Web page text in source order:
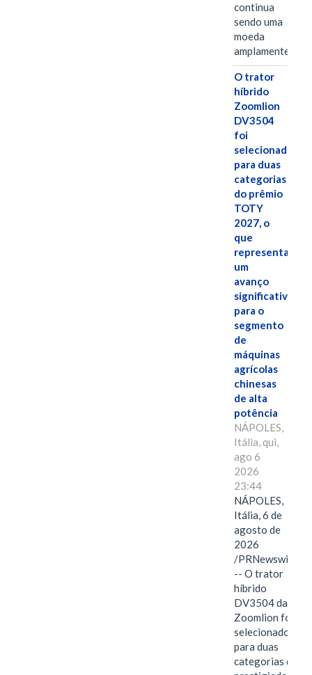
continua
sendo uma
moeda
amplamente…
O trator
híbrido
Zoomlion
DV3504
foi
selecionado
para duas
categorias
do prêmio
TOTY
2027, o
que
representa
um
avanço
significativo
para o
segmento
de
máquinas
agrícolas
chinesas
de alta
potência
NÁPOLES,
Itália, qui,
ago 6
2026
23:44
NÁPOLES,
Itália, 6 de
agosto de
2026
/PRNewswire/
-- O trator
híbrido
DV3504 da
Zoomlion foi
selecionado
para duas
categorias do